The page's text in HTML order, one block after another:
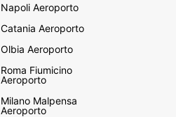
Napoli Aeroporto
Catania Aeroporto
Olbia Aeroporto
Roma Fiumicino
Aeroporto
Milano Malpensa
Aeroporto